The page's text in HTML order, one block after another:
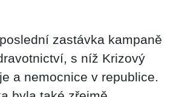
zastávka kampaně
s níž Krizový
a nemocnice v republice.